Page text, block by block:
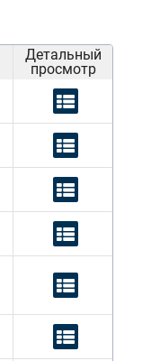
Детальный
просмотр